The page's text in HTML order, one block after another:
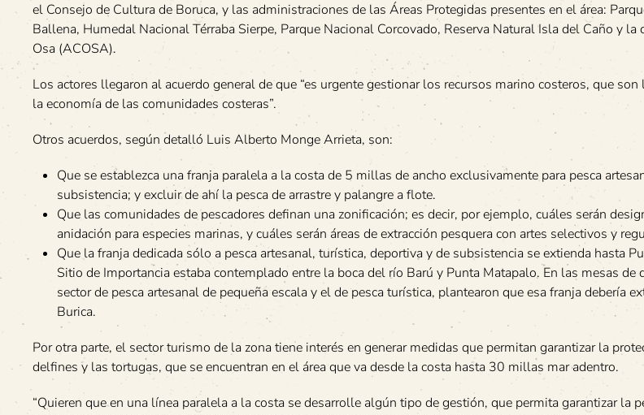
el Consejo de Cultura de Boruca, y las administraciones de las Áreas Protegidas presentes en el área:
Ballena, Humedal Nacional Térraba Sierpe, Parque Nacional Corcovado, Reserva Natural Isla del Caño y la
Osa (ACOSA).
Los actores llegaron al acuerdo general de que “es urgente gestionar los recursos marino costeros, que
la economía de las comunidades costeras”.
Otros acuerdos, según detalló Luis Alberto Monge Arrieta, son:
Que se establezca una franja paralela a la costa de 5 millas de ancho exclusivamente para pesca
subsistencia; y excluir de ahí la pesca de arrastre y palangre a flote.
Que las comunidades de pescadores definan una zonificación; es decir, por ejemplo, cuáles serán
anidación para especies marinas, y cuáles serán áreas de extracción pesquera con artes selectivos y
Que la franja dedicada sólo a pesca artesanal, turística, deportiva y de subsistencia se extienda hasta
Sitio de Importancia estaba contemplado entre la boca del río Barú y Punta Matapalo. En las mesas
sector de pesca artesanal de pequeña escala y el de pesca turística, plantearon que esa franja debería
Burica.
Por otra parte, el sector turismo de la zona tiene interés en generar medidas que permitan garantizar la
delfines y las tortugas, que se encuentran en el área que va desde la costa hasta 30 millas mar adentro.
“Quieren que en una línea paralela a la costa se desarrolle algún tipo de gestión, que permita garantizar la